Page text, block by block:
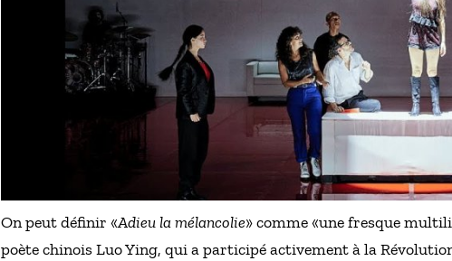
On peut définir «Adieu la mélancolie» comme «une fresque
poète chinois Luo Ying, qui a participé activement à la